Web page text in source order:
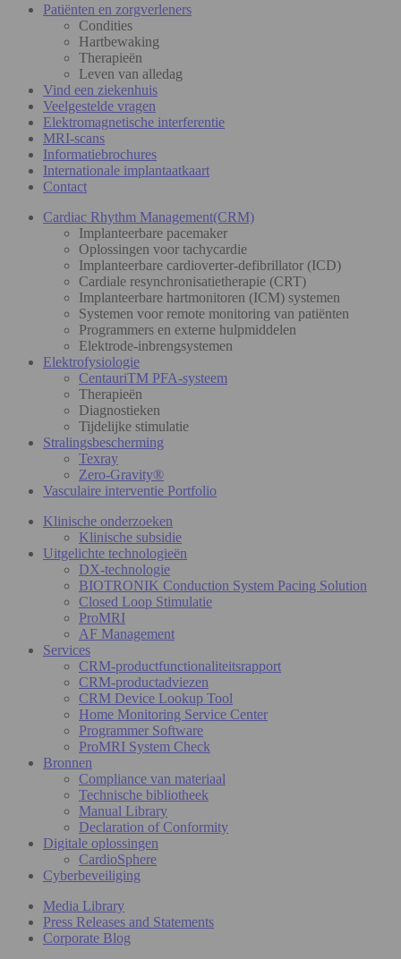
Patiënten en zorgverleners
Condities
Hartbewaking
Therapieën
Leven van alledag
Vind een ziekenhuis
Veelgestelde vragen
Elektromagnetische interferentie
MRI-scans
Informatiebrochures
Internationale implantaatkaart
Contact
Cardiac Rhythm Management(CRM)
Implanteerbare pacemaker
Oplossingen voor tachycardie
Implanteerbare cardioverter-defibrillator (ICD)
Cardiale resynchronisatietherapie (CRT)
Implanteerbare hartmonitoren (ICM) systemen
Systemen voor remote monitoring van patiënten
Programmers en externe hulpmiddelen
Elektrode-inbrengsystemen
Elektrofysiologie
CentauriTM PFA-systeem
Therapieën
Diagnostieken
Tijdelijke stimulatie
Stralingsbescherming
Texray
Zero-Gravity®
Vasculaire interventie Portfolio
Klinische onderzoeken
Klinische subsidie
Uitgelichte technologieën
DX-technologie
BIOTRONIK Conduction System Pacing Solution
Closed Loop Stimulatie
ProMRI
AF Management
Services
CRM-productfunctionaliteitsrapport
CRM-productadviezen
CRM Device Lookup Tool
Home Monitoring Service Center
Programmer Software
ProMRI System Check
Bronnen
Compliance van materiaal
Technische bibliotheek
Manual Library
Declaration of Conformity
Digitale oplossingen
CardioSphere
Cyberbeveiliging
Media Library
Press Releases and Statements
Corporate Blog